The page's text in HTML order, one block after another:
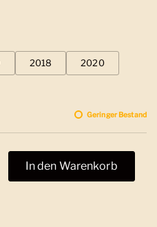
2018 2020
Geringer Bestand
In den Warenkorb